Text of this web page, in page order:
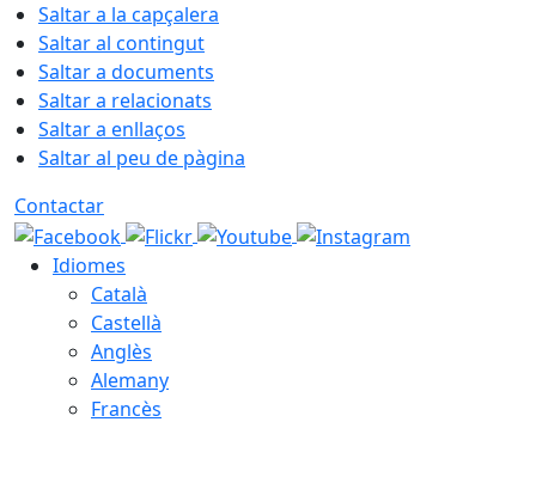
Saltar a la capçalera
Saltar al contingut
Saltar a documents
Saltar a relacionats
Saltar a enllaços
Saltar al peu de pàgina
Contactar
Idiomes
Català
Castellà
Anglès
Alemany
Francès